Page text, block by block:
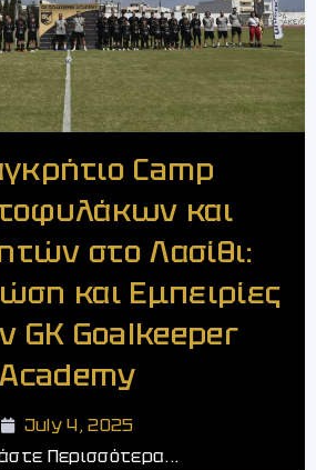
Camp
και
στο Λασίθι:
και Εμπειρίες
GK Goalkeeper
Academy
July 4, 2025
Περισσότερα...